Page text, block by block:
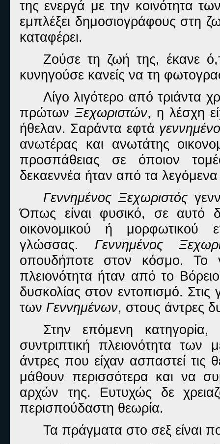
της ενεργά με την κοινότητα
εμπλέξει δημοσιογράφους στη
καταφέρει.
Ζούσε τη ζωή της, έκανε
κυνηγούσε κανείς να τη
Λίγο λιγότερο από τριάντα
πρώτωνΞεχωριστών, η λέσχη
ήθελαν. Σαράντα εφτά
ανωτέρας και ανωτάτης
προσπάθειας σε όποιον
δεκαεννέα ήταν από τα
Γεννημένος Ξεχωριστός
Όπως είναι φυσικό, σε αυτό
οικονομικού ή μορφωτικού
γλώσσας. Γεννημένος
οπουδήποτε στον κόσμο. Το
πλειονότητα ήταν από το
δυσκολίας στον εντοπισμό.
των Γεννημένων, στους άντρες
Στην επόμενη
συντριπτική πλειονότητα των
άντρες που είχαν ασπαστεί τις
μάθουν περισσότερα και να
αρχών της. Ευτυχώς δε
περισπούδαστη θεωρία.
Τα πράγματα στο σεξ είναι